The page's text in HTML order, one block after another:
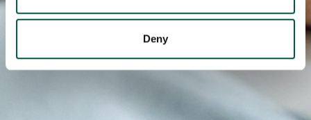
provided to them or that they’ve collected from your use
Deny